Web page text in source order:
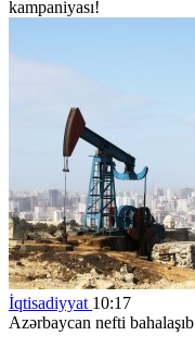
kampaniyası!
İqtisadiyyat 10:17
Azərbaycan nefti bahalaşıb